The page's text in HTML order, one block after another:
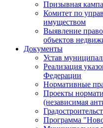
Призывная
Комитет по
имуществом
Выявление
объектов
Документы
Устав
Реализация
Федерации
Нормативные
Проекты
(независимая
Программа